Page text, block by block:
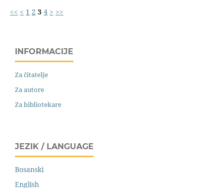
<< < 1 2 3 4 > >>
INFORMACIJE
Za čitatelje
Za autore
Za bibliotekare
JEZIK / LANGUAGE
Bosanski
English